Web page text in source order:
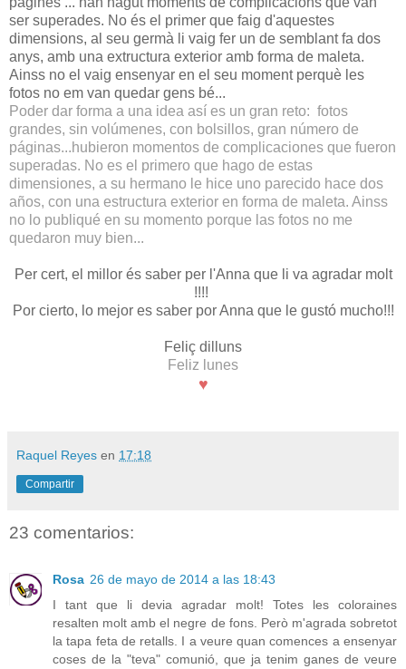
ser superades. No és el primer que faig d'aquestes
dimensions, al seu germà li vaig fer un de semblant fa dos
anys, amb una extructura exterior amb forma de maleta.
Ainss no el vaig ensenyar en el seu moment perquè les
fotos no em van quedar gens bé...
Poder dar forma a una idea así es un gran reto: fotos
grandes, sin volúmenes, con bolsillos, gran número de
páginas...hubieron momentos de complicaciones que fueron
superadas. No es el primero que hago de estas
dimensiones, a su hermano le hice uno parecido hace dos
años, con una estructura exterior en forma de maleta. Ainss
no lo publiqué en su momento porque las fotos no me
quedaron muy bien...
Per cert, el millor és saber per l'Anna que li va agradar molt
!!!!
Por cierto, lo mejor es saber por Anna que le gustó mucho!!!
Feliç dilluns
Feliz lunes
♥
Raquel Reyes en 17:18
Compartir
23 comentarios:
Rosa 26 de mayo de 2014 a las 18:43
I tant que li devia agradar molt! Totes les coloraines
resalten molt amb el negre de fons. Però m'agrada sobretot
la tapa feta de retalls. I a veure quan comences a ensenyar
coses de la "teva" comunió, que ja tenim ganes de veure